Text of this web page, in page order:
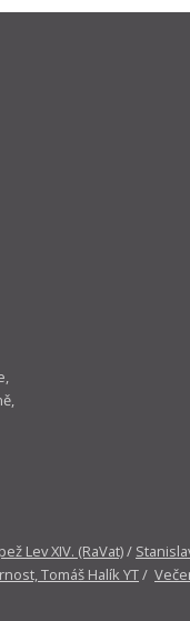
Lev XIV. (RaVat)/
Tomáš Halík YT/